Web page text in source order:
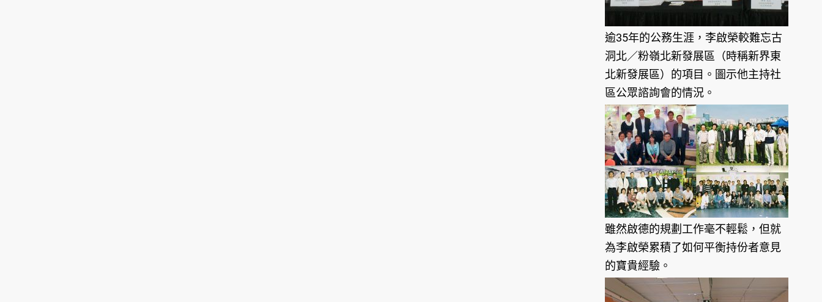
逾35年的公務生涯，李啟榮較難忘古
洞北／粉嶺北新發展區（時稱新界東
北新發展區）的項目。圖示他主持社
區公眾諮詢會的情況。
雖然啟德的規劃工作毫不輕鬆，但就
為李啟榮累積了如何平衡持份者意見
的寶貴經驗。